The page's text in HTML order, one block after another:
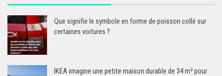
Que signifie le symbole en forme de poisson collé sur
certaines voitures ?
IKEA imagine une petite maison durable de 34 m² pour